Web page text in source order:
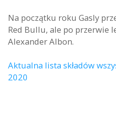
Na początku roku Gasly
Red Bullu, ale po przerwie
Alexander Albon.
Aktualna lista składów
2020